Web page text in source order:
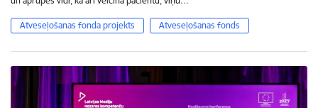
Atveseļošanas fonda projekts Atveseļošanas fonds